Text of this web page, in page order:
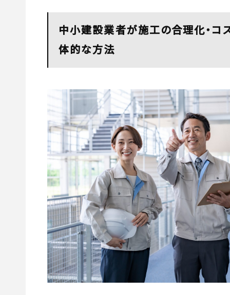
中小建設業者が施工の合理化・コ
体的な方法